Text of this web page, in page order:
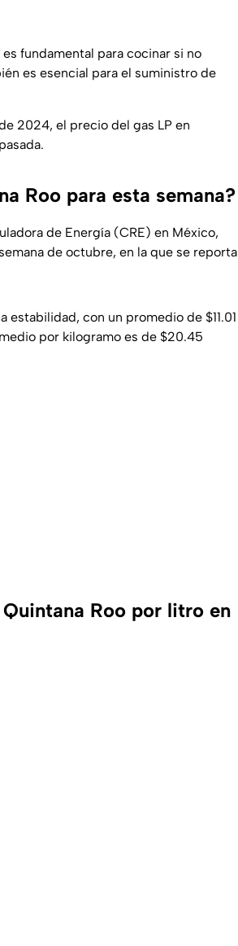
fundamental para cocinar si no
es esencial para el suministro de
2024, el precio del gas LP en
Roo para esta semana?
de Energía (CRE) en México,
de octubre, en la que se reporta
estabilidad, con un promedio de $11.01
por kilogramo es de $20.45
Roo por litro en